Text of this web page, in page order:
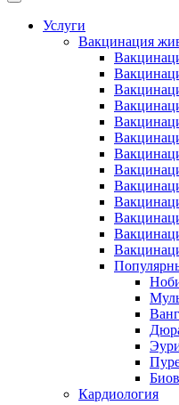
Услуги
Вакцинация
Кардиология